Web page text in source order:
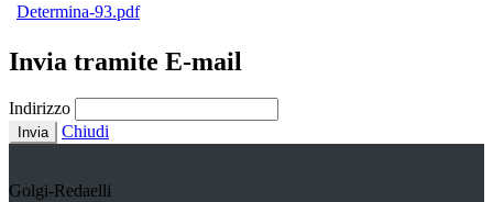
Determina-93.pdf
Invia tramite E-mail
Indirizzo
Invia Chiudi
Golgi-Redaelli